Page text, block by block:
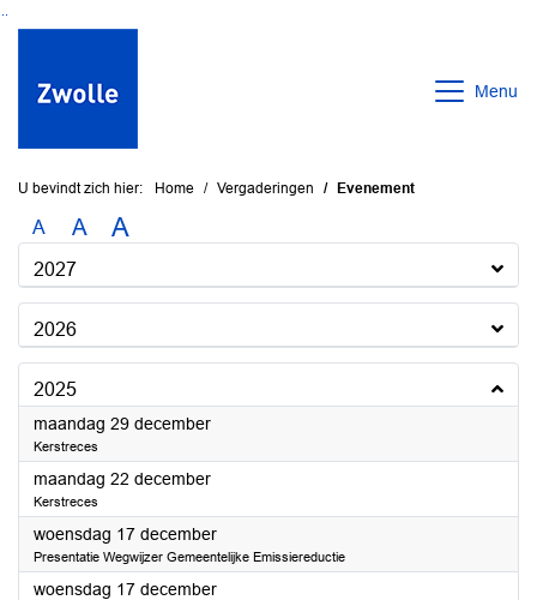
Ga naar de inhoud van deze pagina
Ga naar het zoeken
Ga naar het menu
Menu
U bevindt zich hier: Home Vergaderingen Evenement
A A A
2027
2026
2025
maandag 29 december2025
Kerstreces
maandag 22 december2025
Kerstreces
woensdag 17 december2025
Presentatie Wegwijzer Gemeentelijke Emissiereductie
woensdag 17 december2025